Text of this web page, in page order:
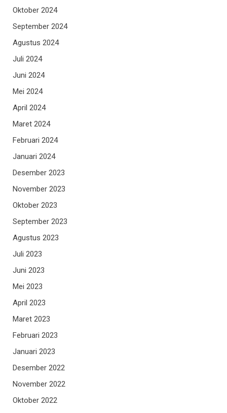
Oktober 2024
September 2024
Agustus 2024
Juli 2024
Juni 2024
Mei 2024
April 2024
Maret 2024
Februari 2024
Januari 2024
Desember 2023
November 2023
Oktober 2023
September 2023
Agustus 2023
Juli 2023
Juni 2023
Mei 2023
April 2023
Maret 2023
Februari 2023
Januari 2023
Desember 2022
November 2022
Oktober 2022